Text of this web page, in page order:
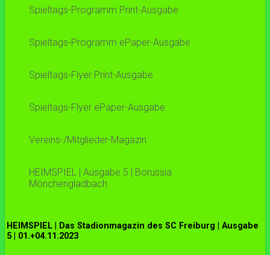
Spieltags-Programm Print-Ausgabe
Spieltags-Programm ePaper-Ausgabe
Spieltags-Flyer Print-Ausgabe
Spieltags-Flyer ePaper-Ausgabe
Vereins-/Mitglieder-Magazin
HEIMSPIEL | Ausgabe 5 | Borussia
Mönchengladbach
HEIMSPIEL | Das Stadionmagazin des SC Freiburg | Ausgabe
5 | 01.+04.11.2023